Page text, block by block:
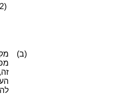
(2)
(ב)